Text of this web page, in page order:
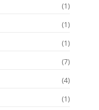
(1)
(1)
(1)
(7)
(4)
(1)